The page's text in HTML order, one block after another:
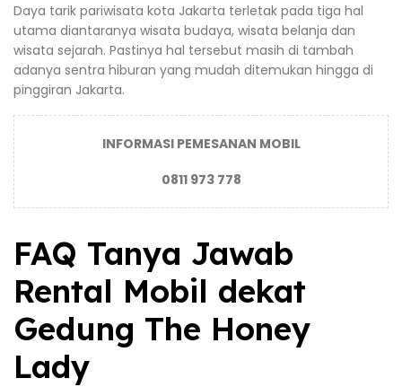
Daya tarik pariwisata kota Jakarta terletak pada tiga hal
utama diantaranya wisata budaya, wisata belanja dan
wisata sejarah. Pastinya hal tersebut masih di tambah
adanya sentra hiburan yang mudah ditemukan hingga di
pinggiran Jakarta.
INFORMASI PEMESANAN MOBIL
0811 973 778
FAQ Tanya Jawab
Rental Mobil dekat
Gedung The Honey
Lady